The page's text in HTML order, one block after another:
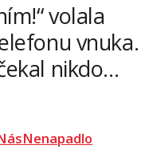
volala
vnuka.
nikdo…